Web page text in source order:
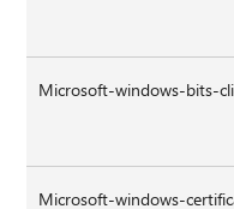
Microsoft-windows-bits-
Microsoft-windows-